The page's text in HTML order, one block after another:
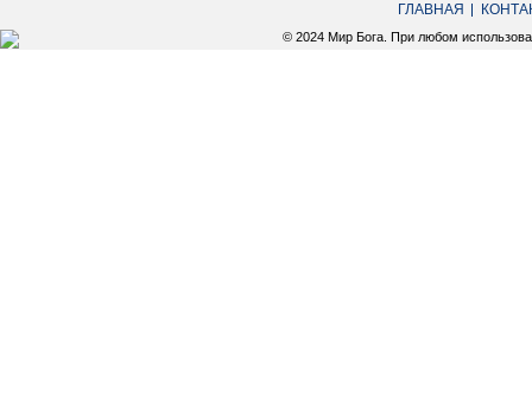
ГЛАВНАЯ
© 2024 Мир Бога. При любом